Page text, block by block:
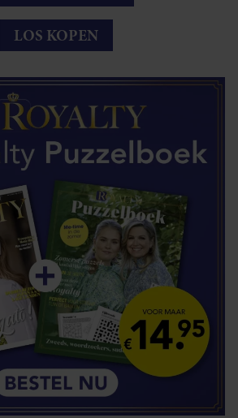
LOS KOPEN